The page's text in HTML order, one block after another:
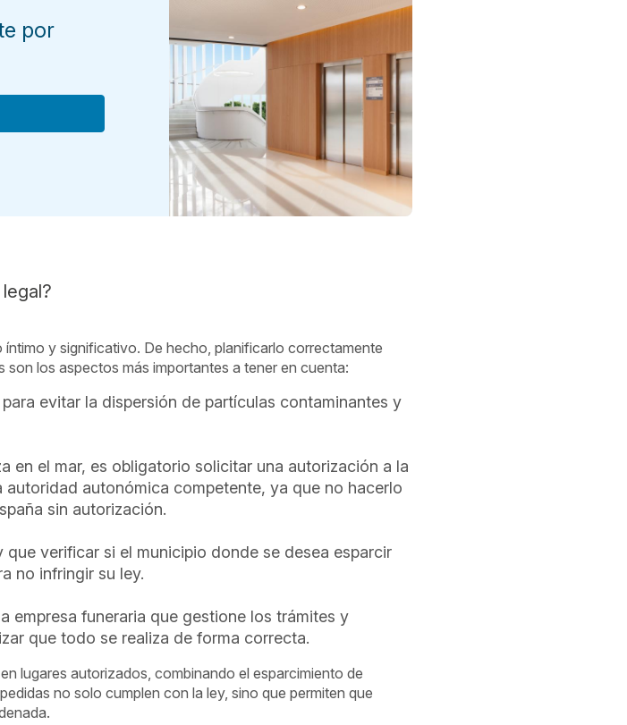
por
y significativo. De hecho, planificarlo correctamente
son los aspectos más importantes a tener en cuenta:
evitar la dispersión de partículas contaminantes y
en el mar, es obligatorio solicitar una autorización a la
autonómica competente, ya que no hacerlo
sin autorización.
verificar si el municipio donde se desea esparcir
no infringir su ley.
empresa funeraria que gestione los trámites y
que todo se realiza de forma correcta.
lugares autorizados, combinando el esparcimiento de
no solo cumplen con la ley, sino que permiten que